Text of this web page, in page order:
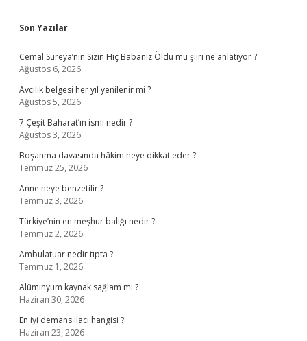
Sidebar
Son Yazılar
Cemal Süreya’nın Sizin Hiç Babanız Öldü mü şiiri ne anlatıyor ?
Ağustos 6, 2026
Avcılık belgesi her yıl yenilenir mi ?
Ağustos 5, 2026
7 Çeşit Baharat’ın ismi nedir ?
Ağustos 3, 2026
Boşanma davasında hâkim neye dikkat eder ?
Temmuz 25, 2026
Anne neye benzetilir ?
Temmuz 3, 2026
Türkiye’nin en meşhur balığı nedir ?
Temmuz 2, 2026
Ambulatuar nedir tıpta ?
Temmuz 1, 2026
Alüminyum kaynak sağlam mı ?
Haziran 30, 2026
En iyi demans ilacı hangisi ?
Haziran 23, 2026